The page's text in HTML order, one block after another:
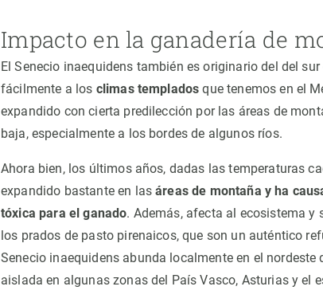
Impacto en la ganadería de
El Senecio inaequidens también es originario del del
fácilmente a los climas templados que tenemos en el
expandido con cierta predilección por las áreas de
baja, especialmente a los bordes de algunos ríos.
Ahora bien, los últimos años, dadas las temperaturas
expandido bastante en lasáreas de montaña y ha
tóxica para el ganado. Además, afecta al ecosistema y
los prados de pasto pirenaicos, que son un auténtico
Senecio inaequidens abunda localmente en el nordeste
aislada en algunas zonas del País Vasco, Asturias y el